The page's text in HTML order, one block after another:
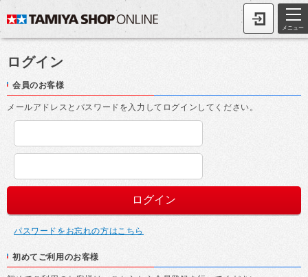
メニュー
ログイン
会員のお客様
メールアドレスとパスワードを入力してログインしてください。
パスワードをお忘れの方はこちら
初めてご利用のお客様